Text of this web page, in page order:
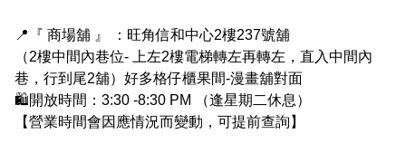
📍『 商場舖 』 ：旺角信和中心2樓237號舖
（2樓中間內巷位- 上左2樓電梯轉左再轉左，直入中間內
巷，行到尾2舖）好多格仔櫃果間-漫畫舖對面
🛍開放時間：3:30 -8:30 PM （逢星期二休息）
【營業時間會因應情況而變動，可提前查詢】